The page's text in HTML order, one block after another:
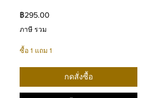
฿295.00
ภาษี รวม
ซื้อ 1 แถม 1
กดสั่งซื้อ